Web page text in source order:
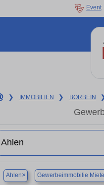
Event
❯ IMMOBILIEN ❯ BORBEIN
Ahlen× Gewerbeimmobilie